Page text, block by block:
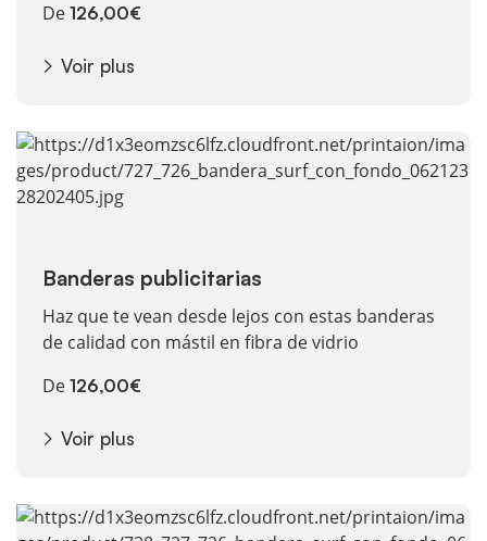
De 126,00€
Voir plus
Banderas publicitarias
Haz que te vean desde lejos con estas banderas
de calidad con mástil en fibra de vidrio
De 126,00€
Voir plus
Voir plus Banderas publicitarias
Voir plus Banderas publicitarias